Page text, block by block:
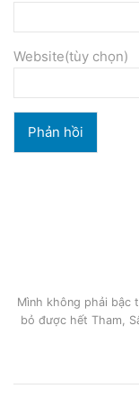
Website(tùy chọn)
Mình không phải bậc
bỏ được hết Tham,